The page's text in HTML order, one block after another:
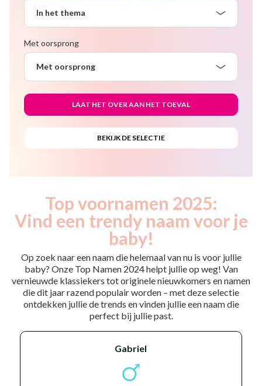
In het thema
Met oorsprong
Met oorsprong
Top voornamen 2025:
Vind een trendy naam voor je
baby!
Op zoek naar een naam die helemaal van nu is voor jullie
baby? Onze Top Namen 2024 helpt jullie op weg! Van
vernieuwde klassiekers tot originele nieuwkomers en namen
die dit jaar razend populair worden – met deze selectie
ontdekken jullie de trends en vinden jullie een naam die
perfect bij jullie past.
gabriel